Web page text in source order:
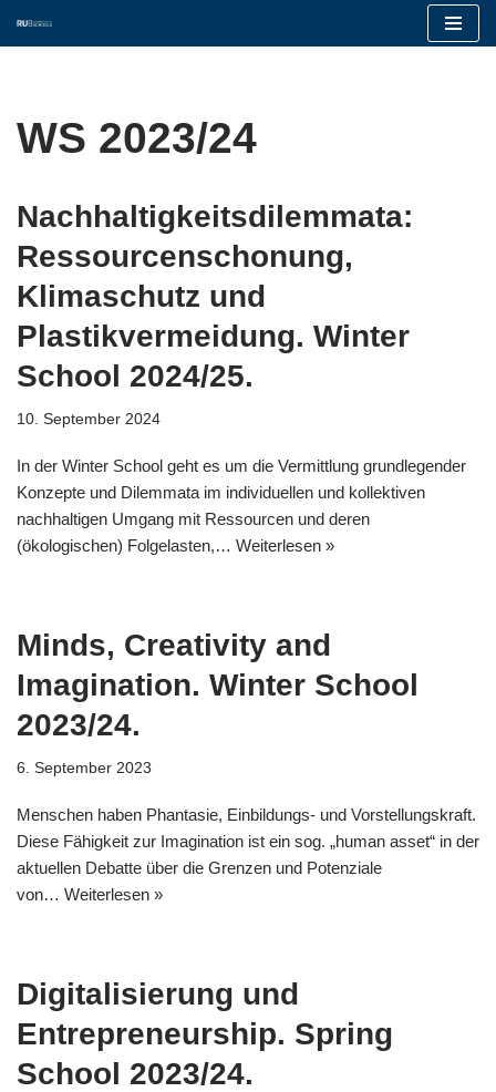
WS 2023/24
Nachhaltigkeitsdilemmata:
Ressourcenschonung,
Klimaschutz und
Plastikvermeidung. Winter
School 2024/25.
10. September 2024
In der Winter School geht es um die Vermittlung grundlegender
Konzepte und Dilemmata im individuellen und kollektiven
nachhaltigen Umgang mit Ressourcen und deren
(ökologischen) Folgelasten,… Weiterlesen »
Minds, Creativity and
Imagination. Winter School
2023/24.
6. September 2023
Menschen haben Phantasie, Einbildungs- und Vorstellungskraft.
Diese Fähigkeit zur Imagination ist ein sog. „human asset“ in der
aktuellen Debatte über die Grenzen und Potenziale
von… Weiterlesen »
Digitalisierung und
Entrepreneurship. Spring
School 2023/24.